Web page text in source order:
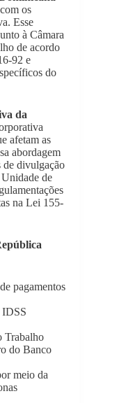
os
Esse
à Câmara
de acordo
92 e
do
da
afetam as
abordagem
de divulgação
de
na Lei 155-
pagamentos
IDSS
Trabalho
do Banco
meio da